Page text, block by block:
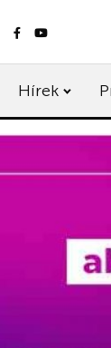
Hírek